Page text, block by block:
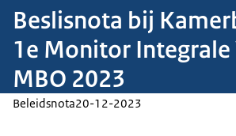
Beslisnota bij
1e Monitor
MBO 2023
Beleidsnota20-12-2023